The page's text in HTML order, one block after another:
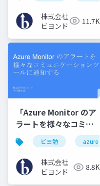
株式会社
ビヨンド
11.7K
「Azure Monitor のア
ラートを様々なコミュ
ニケーションツールに
通知する」
ビヨ勉 azure
株式会社
ビヨンド
8.8K